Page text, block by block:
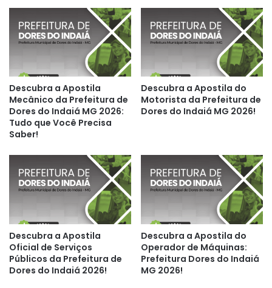
Descubra a Apostila
Mecânico da Prefeitura de
Dores do Indaiá MG 2026:
Tudo que Você Precisa
Saber!
Descubra a Apostila do
Motorista da Prefeitura de
Dores do Indaiá MG 2026!
Descubra a Apostila
Oficial de Serviços
Públicos da Prefeitura de
Dores do Indaiá 2026!
Descubra a Apostila do
Operador de Máquinas:
Prefeitura Dores do Indaiá
MG 2026!